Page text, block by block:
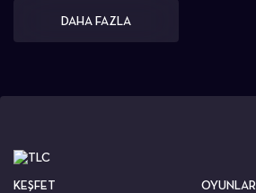
DAHA FAZLA
KEŞFET
OYUNLAR